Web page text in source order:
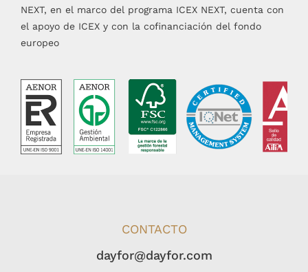
NEXT, en el marco del programa ICEX NEXT, cuenta con
el apoyo de ICEX y con la cofinanciación del fondo
europeo
CONTACTO
dayfor@dayfor.com